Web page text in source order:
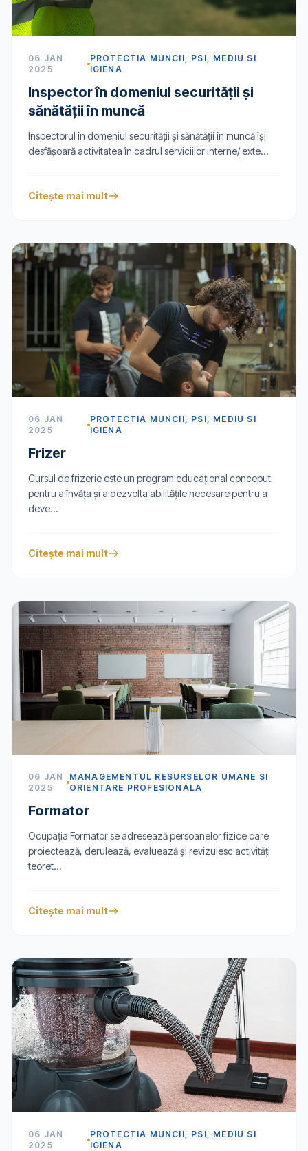
06 JAN
2025
PROTECTIA MUNCII, PSI, MEDIU SI
IGIENA
Inspector în domeniul securității și
sănătății în muncă
Inspectorul în domeniul securităţii şi sănătăţii în muncă îşi
desfăşoară activitatea în cadrul serviciilor interne/ exte...
Citește mai mult
06 JAN
2025
PROTECTIA MUNCII, PSI, MEDIU SI
IGIENA
Frizer
Cursul de frizerie este un program educațional conceput
pentru a învăța și a dezvolta abilitățile necesare pentru a
deve...
Citește mai mult
06 JAN
2025
MANAGEMENTUL RESURSELOR UMANE SI
ORIENTARE PROFESIONALA
Formator
Ocupația Formator se adresează persoanelor fizice care
proiectează, derulează, evaluează și revizuiesc activități
teoret...
Citește mai mult
06 JAN
2025
PROTECTIA MUNCII, PSI, MEDIU SI
IGIENA